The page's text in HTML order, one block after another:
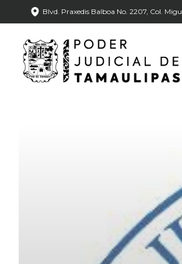
Blvd. Praxedis Balboa No. 2207, Col.